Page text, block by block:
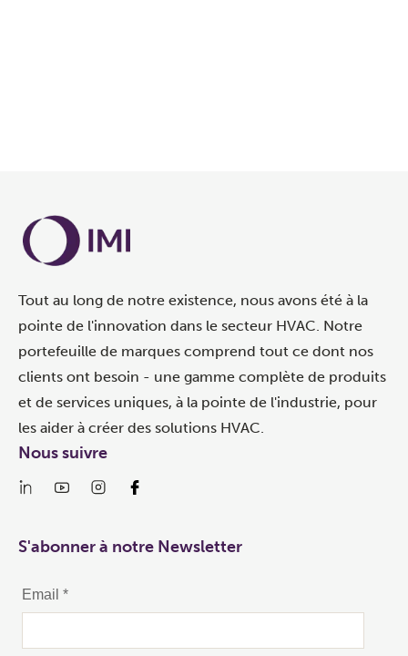
Tout au long de notre existence, nous avons été à la
pointe de l'innovation dans le secteur HVAC. Notre
portefeuille de marques comprend tout ce dont nos
clients ont besoin - une gamme complète de produits
et de services uniques, à la pointe de l'industrie, pour
les aider à créer des solutions HVAC.
Nous suivre
S'abonner à notre Newsletter